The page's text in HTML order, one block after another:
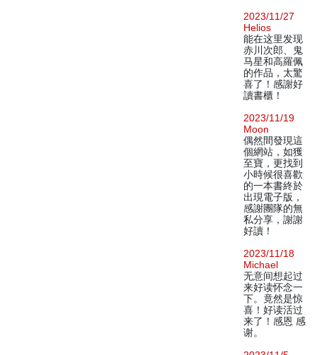
2023/11/27
Helios
能在这里发现
赤川次郎、鬼
马星和高羅佩
的作品，太驚
喜了！感謝好
讀書櫃！
2023/11/19
Moon
偶然間發現這
個網站，如獲
至寶，更找到
小時候很喜歡
的一本書終於
出現電子版，
感謝團隊的無
私分享，謝謝
好讀！
2023/11/18
Michael
无意间想起过
来好读怀念一
下。竟然是惊
喜！好读活过
来了！感恩 感
谢。